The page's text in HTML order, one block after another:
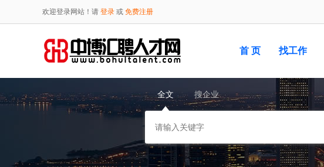
欢迎登录网站！请 登录 或 免费注册
首 页 找工作
全文 搜企业